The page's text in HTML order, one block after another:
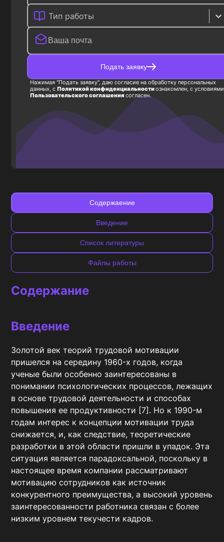
Тип работы
Подать заявку
Нажимая "Подать заявку", даю согласие на обработку персональных
данных, с Политикой конфиденциальностиознакомлен, с условиями
Пользовательского соглашения согласен.
Содержаение
Введение
Список литературы
Файлы работы
Содержание
Введение
Золотой век теорий трудовой мотивации
пришелся на середину 1960-х годов, когда
ученые были особенно заинтересованы в
понимании психологических процессов, лежащих
в основе трудовой деятельности и способах
повышения ее продуктивности [7]. Но к 1990-м
годам интерес к концепции мотивации труда
снижается, и, как следствие, теоретические
разработки в этой области пришли в упадок. Эта
ситуация является парадоксальной, поскольку в
настоящее время компании рассматривают
мотивацию сотрудников как источник
конкурентного преимущества, а высокий уровень
заинтересованности работника связан с более
низким уровнем текучести кадров.